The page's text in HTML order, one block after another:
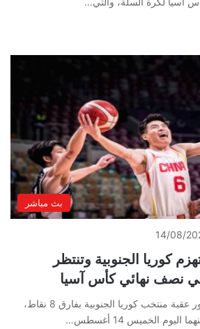
بث مباشر
14/08/
كوريا الجنوبية وتنتظر
في نصف نهائي كأس آسيا
نجح منتخب الصين في عبور عقبة منتخب كوريا الجنوبية بفارق 8 نقاط،
الخميس 14 أغسطس…